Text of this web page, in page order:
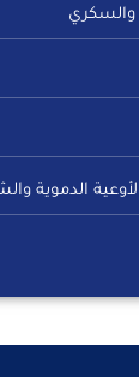
والسكري
الدموية